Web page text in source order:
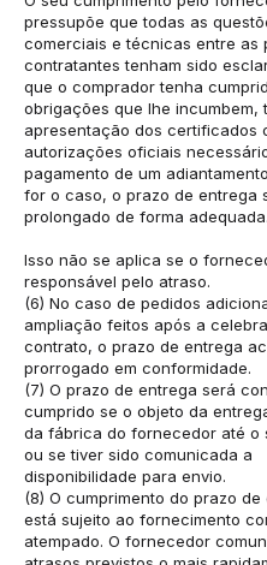
pressupõe que todas as
comerciais e técnicas entre as
contratantes tenham sido
que o comprador tenha
obrigações que lhe incumbem,
apresentação dos certificados
autorizações oficiais
pagamento de um
for o caso, o prazo de entrega
prolongado de forma adequada.
Isso não se aplica se o
responsável pelo atraso.
(6) No caso de pedidos
ampliação feitos após a
contrato, o prazo de entrega
prorrogado em conformidade.
(7) O prazo de entrega será
cumprido se o objeto da
da fábrica do fornecedor até o
ou se tiver sido comunicada a
disponibilidade para envio.
(8) O cumprimento do prazo de
está sujeito ao fornecimento
atempado. O fornecedor